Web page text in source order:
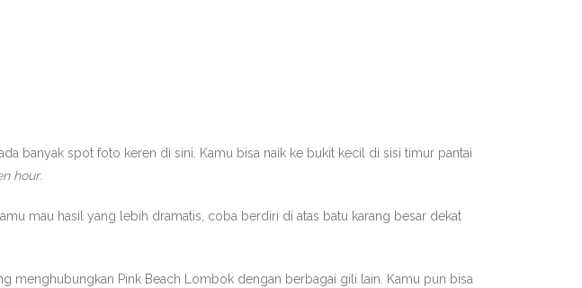
banyak spot foto keren di sini. Kamu bisa naik ke bukit kecil di sisi timur pantai
hour.
mau hasil yang lebih dramatis, coba berdiri di atas batu karang besar dekat
menghubungkan Pink Beach Lombok dengan berbagai gili lain. Kamu pun bisa